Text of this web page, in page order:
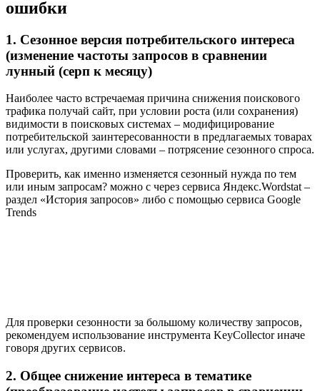
ошибки
1. Сезонное версия потребительского интереса
(изменение частоты запросов в сравнении
лунный (серп к месяцу)
Наиболее часто встречаемая причина снижения поискового
трафика получай сайт, при условии роста (или сохранения)
видимости в поисковых системах – модифицирование
потребительской заинтересованности в предлагаемых товарах
или услугах, другими словами – потрясение сезонного спроса.
Проверить, как именно изменяется сезонный нужда по тем
или иным запросам? можно с через сервиса Яндекс.Wordstat –
раздел «История запросов» либо с помощью сервиса Google
Trends
Для проверки сезонности за большому количеству запросов,
рекомендуем использование инструмента KeyCollector иначе
говоря других сервисов.
2. Общее снижение интереса в тематике